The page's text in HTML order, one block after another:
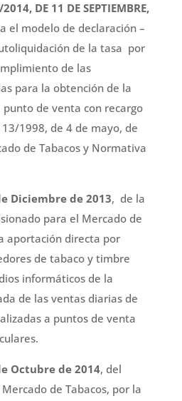
DE 11 DE SEPTIEMBRE,
el modelo de declaración –
de la tasa por
de las
para la obtención de la
de venta con recargo
1998, de 4 de mayo, de
de Tabacos y Normativa
Diciembre de 2013, de la
para el Mercado de
aportación directa por
de tabaco y timbre
informáticos de la
de las ventas diarias de
a puntos de venta
Octubre de 2014, del
de Tabacos, por la